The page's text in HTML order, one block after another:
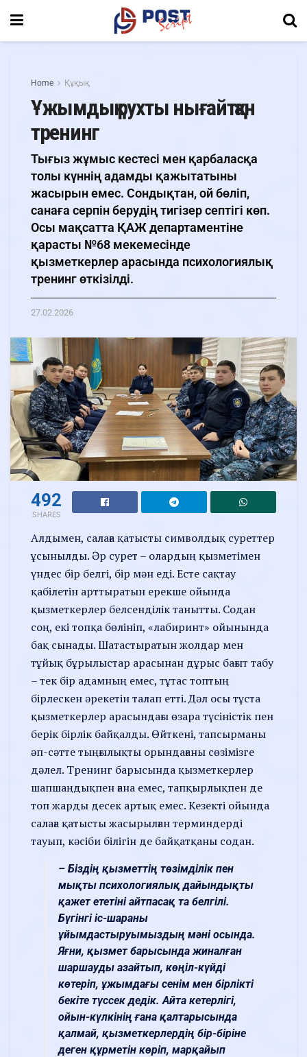
Home Құқық
Ұжымдық рухты нығайтқан
тренинг
Тығыз жұмыс кестесі мен қарбаласқа
толы күннің адамды қажытатыны
жасырын емес. Сондықтан, ой бөліп,
санаға серпін берудің тигізер септігі көп.
Осы мақсатта ҚАЖ департаментіне
қарасты №68 мекемесінде
қызметкерлер арасында психологиялық
тренинг өткізілді.
27.02.2026
492
SHARES
Алдымен, салаға қатысты символдық суреттер
ұсынылды. Әр сурет – олардың қызметімен
үндес бір белгі, бір мән еді. Есте сақтау
қабілетін арттыратын ерекше ойында
қызметкерлер белсенділік танытты. Содан
соң, екі топқа бөлініп, «лабиринт» ойынында
бақ сынады. Шатастыратын жолдар мен
тұйық бұрылыстар арасынан дұрыс бағыт табу
– тек бір адамның емес, тұтас топтың
бірлескен әрекетін талап етті. Дәл осы тұста
қызметкерлер арасындағы өзара түсіністік пен
берік бірлік байқалды. Өйткені, тапсырманы
әп-сәтте тыңғылықты орындағаны сөзімізге
дәлел. Тренинг барысында қызметкерлер
шапшаңдықпен ғана емес, тапқырлықпен де
топ жарды десек артық емес. Кезекті ойында
салаға қатысты жасырылған терминдерді
тауып, кәсіби білігін де байқатқаны содан.
– Біздің қызметтің төзімділік пен
мықты психологиялық дайындықты
қажет ететіні айтпасақ та белгілі.
Бүгінгі іс-шараны
ұйымдастыруымыздың мәні осында.
Яғни, қызмет барысында жиналған
шаршауды азайтып, көңіл-күйді
көтеріп, ұжымдағы сенім мен бірлікті
бекіте түссек дедік. Айта кетерлігі,
ойын-күлкінің ғана қалтарысында
қалмай, қызметкерлердің бір-біріне
деген құрметін көріп, марқайып